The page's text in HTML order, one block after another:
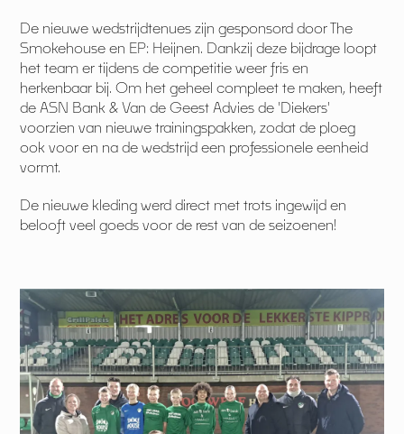
De nieuwe wedstrijdtenues zijn gesponsord door The
Smokehouse en EP: Heijnen. Dankzij deze bijdrage loopt
het team er tijdens de competitie weer fris en
herkenbaar bij. Om het geheel compleet te maken, heeft
de ASN Bank & Van de Geest Advies de 'Diekers'
voorzien van nieuwe trainingspakken, zodat de ploeg
ook voor en na de wedstrijd een professionele eenheid
vormt.
De nieuwe kleding werd direct met trots ingewijd en
belooft veel goeds voor de rest van de seizoenen!